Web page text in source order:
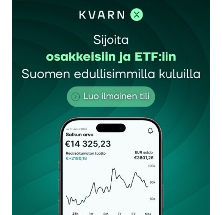
rekisteröityä
Sähköpostiosoitettasi ei julkaista.Pakolliset
kentät on merkitty*
Kommentti*
Nimesi tai nimimerkkisi